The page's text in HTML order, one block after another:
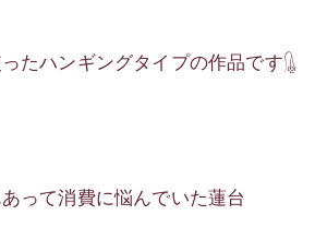
たハンギングタイプの作品です𓊮
って消費に悩んでいた蓮台